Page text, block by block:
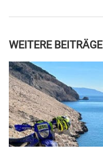
WEITERE BEITRÄGE